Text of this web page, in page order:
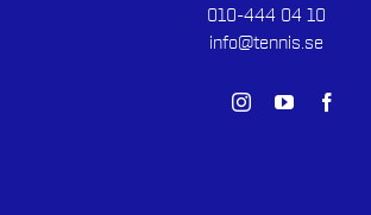
010-444 04 10
info@tennis.se